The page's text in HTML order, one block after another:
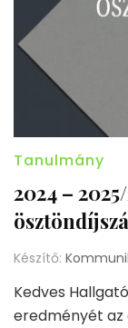
Tanulmány
2024 –
Készítő:
Kedves
eredményét